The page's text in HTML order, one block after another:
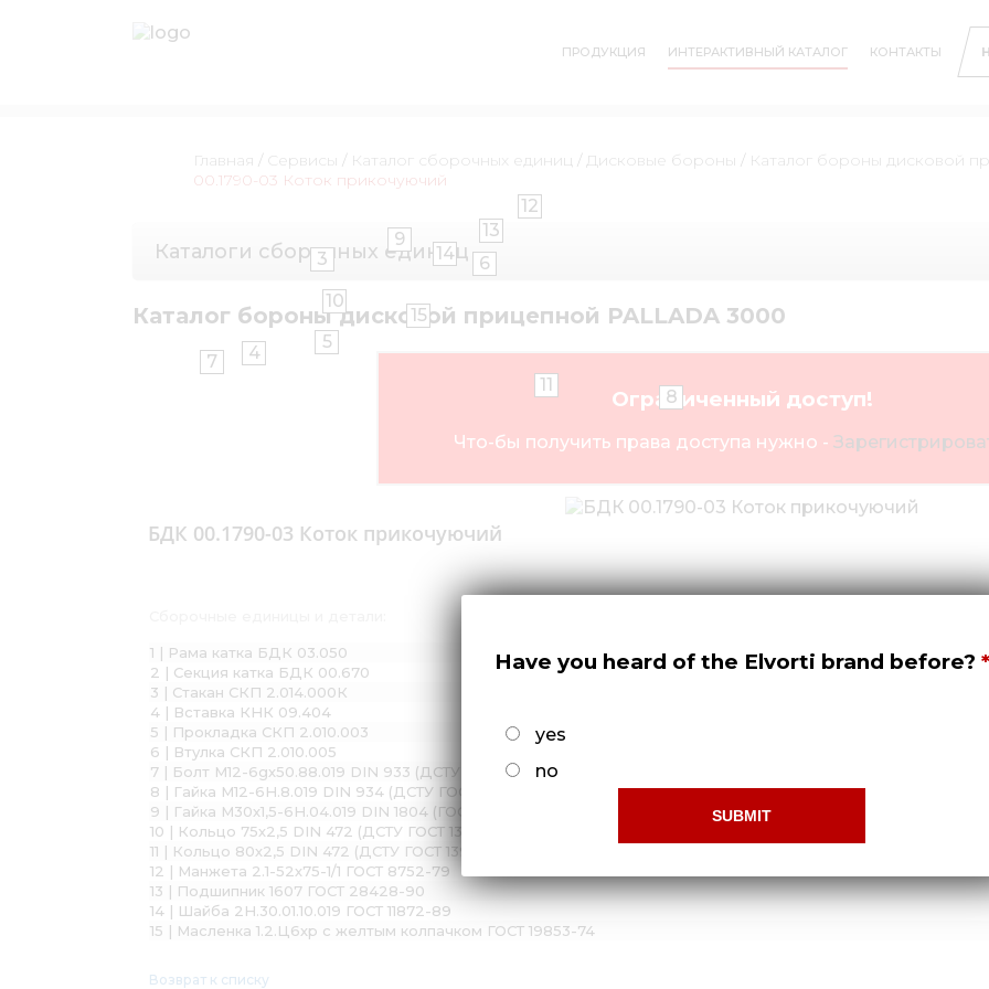
ПРОДУКЦИЯ ИНТЕРАКТИВНЫЙ КАТАЛОГ КОНТАКТЫ
Главная / Сервисы / Каталог сборочных единиц / Дисковые бороны / Каталог бороны дисковой
00.1790-03 Коток прикочуючий
Каталоги сборочных единиц
Каталог бороны дисковой прицепной PALLADA 3000
Ограниченный доступ!
Что-бы получить права доступа нужно -
БДК 00.1790-03 Коток прикочуючий
3
4
5
6
7
8
9
10
11
12
13
14
15
1 | Рама катка БДК 03.050
2 | Секция катка БДК 00.670
3 | Стакан СКП 2.014.000К
4 | Вставка КНК 09.404
5 | Прокладка СКП 2.010.003
6 | Втулка СКП 2.010.005
7 | Болт М12-6gх50.88.019 DIN 933 (ДСТУ ГОСТ 7798:2008)
8 | Гайка М12-6H.8.019 DIN 934 (ДСТУ ГОСТ 5915:2008)
9 | Гайка М30х1,5-6Н.04.019 DIN 1804 (ГОСТ 11871-88)
10 | Кольцо 75х2,5 DIN 472 (ДСТУ ГОСТ 13943:2008)
11 | Кольцо 80х2,5 DIN 472 (ДСТУ ГОСТ 13943:2008)
12 | Манжета 2.1-52х75-1/1 ГОСТ 8752-79
13 | Подшипник 1607 ГОСТ 28428-90
14 | Шайба 2Н.30.01.10.019 ГОСТ 11872-89
15 | Масленка 1.2.Ц6хр с желтым колпачком ГОСТ 19853-74
Возврат к списку
Have you heard of the Elvorti brand before?
yes
no